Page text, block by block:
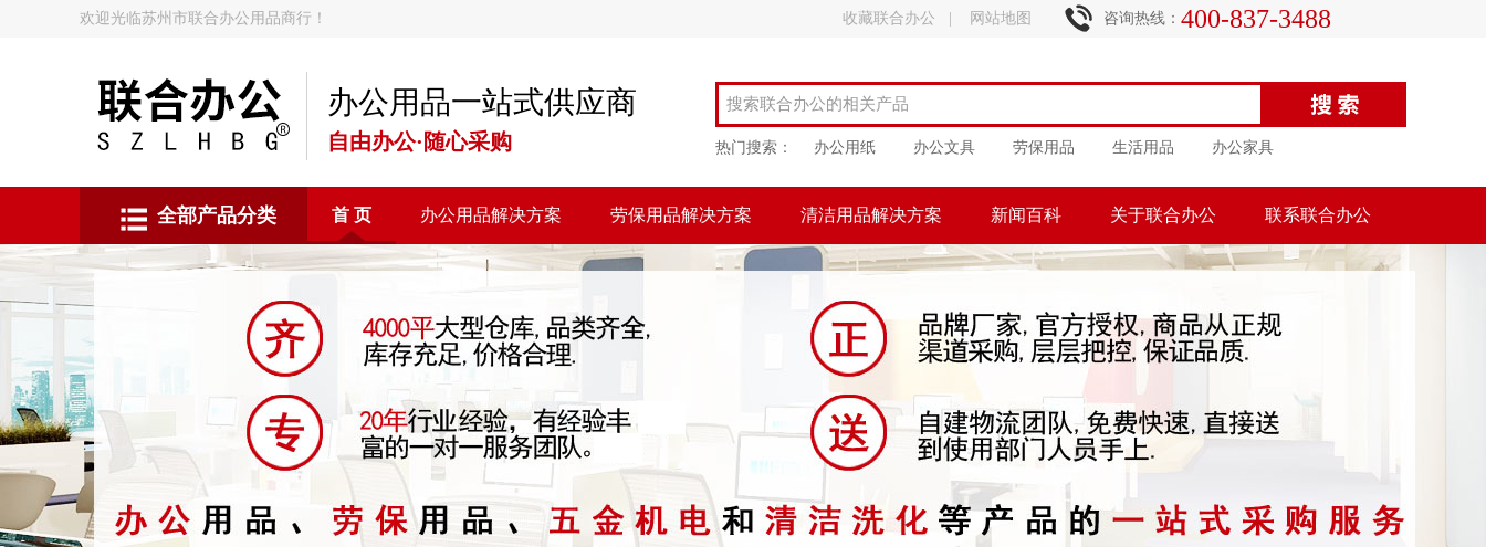
欢迎光临苏州市联合办公用品商行！ 收藏联合办公 网站地图 咨询热线： 400-837-3488
办公用品一站式供应商
自由办公·随心采购 热门搜索： 办公用纸 办公文具 劳保用品 生活用品 办公家具
全部产品分类 首 页 办公用品解决方案 劳保用品解决方案 清洁用品解决方案 新闻百科 关于联合办公 联系联合办公